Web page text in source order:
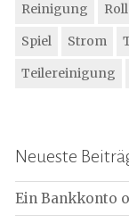
Reinigung
Spiel
Strom
Teilereinigung
Neueste
Ein Bankkonto